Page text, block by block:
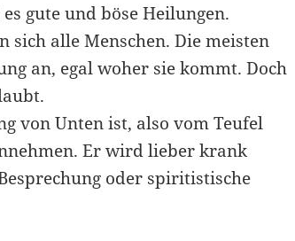
gute und böse Heilungen.
sich alle Menschen. Die meisten
an, egal woher sie kommt. Doch
von Unten ist, also vom Teufel
Er wird lieber krank
oder spiritistische